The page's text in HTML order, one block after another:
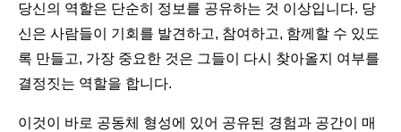
당신의 역할은 단순히 정보를 공유하는 것 이상입니다. 당
신은 사람들이 기회를 발견하고, 참여하고, 함께할 수 있도
록 만들고, 가장 중요한 것은 그들이 다시 찾아올지 여부를
결정짓는 역할을 합니다.
이것이 바로 공동체 형성에 있어 공유된 경험과 공간이 매